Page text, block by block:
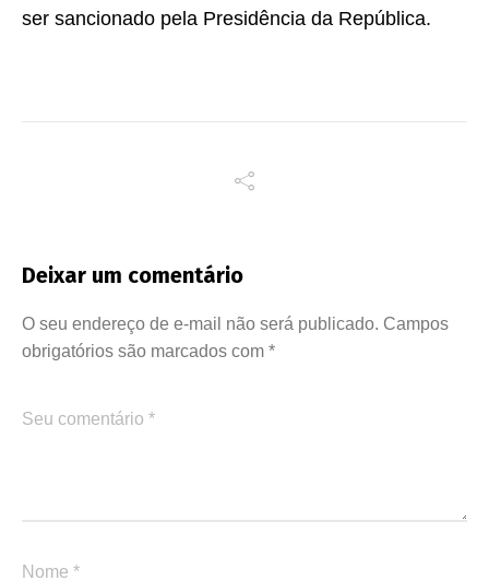
ser sancionado pela Presidência da República.
Deixar um comentário
O seu endereço de e-mail não será publicado. Campos
obrigatórios são marcados com *